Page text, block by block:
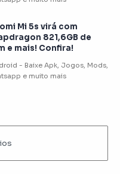
Mi 5s virá com
821,6GB de
e mais! Confira!